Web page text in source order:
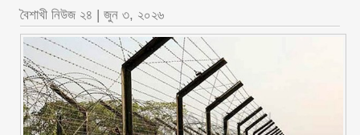
বৈশাখী নিউজ ২৪ | জুন ৩, ২০২৬